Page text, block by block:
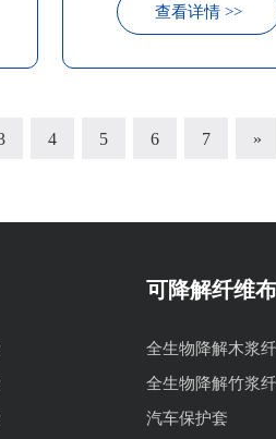
查看详情 >>
4 5 6 7 »
可降解纤维
全生物降解木浆
全生物降解竹浆
汽车保护套